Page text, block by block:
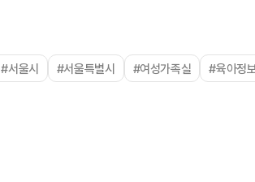
#서울시 #서울특별시 #여성가족실 #육아정